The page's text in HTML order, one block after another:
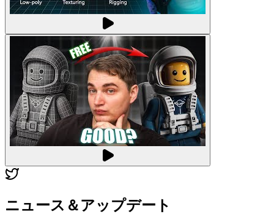
ニュース＆アップデート